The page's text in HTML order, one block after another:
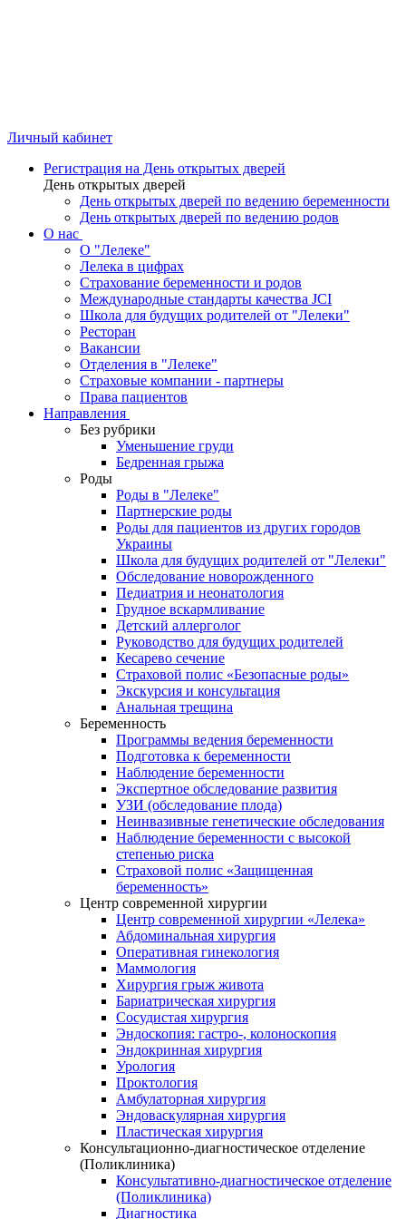
Личный кабинет
Регистрация на День открытых дверей
День открытых дверей
День открытых дверей по ведению беременности
День открытых дверей по ведению родов
О нас
О "Лелеке"
Лелека в цифрах
Страхование беременности и родов
Международные стандарты качества JCI
Школа для будущих родителей от "Лелеки"
Ресторан
Вакансии
Отделения в "Лелеке"
Страховые компании - партнеры
Права пациентов
Направления
Без рубрики
Уменьшение груди
Бедренная грыжа
Роды
Роды в "Лелеке"
Партнерские роды
Роды для пациентов из других городов
Украины
Школа для будущих родителей от "Лелеки"
Обследование новорожденного
Педиатрия и неонатология
Грудное вскармливание
Детский аллерголог
Руководство для будущих родителей
Кесарево сечение
Страховой полис «Безопасные роды»
Экскурсия и консультация
Анальная трещина
Беременность
Программы ведения беременности
Подготовка к беременности
Наблюдение беременности
Экспертное обследование развития
УЗИ (обследование плода)
Неинвазивные генетические обследования
Наблюдение беременности с высокой
степенью риска
Страховой полис «Защищенная
беременность»
Центр современной хирургии
Центр современной хирургии «Лелека»
Абдоминальная хирургия
Оперативная гинекология
Маммология
Хирургия грыж живота
Бариатрическая хирургия
Сосудистая хирургия
Эндоскопия: гастро-, колоноскопия
Эндокринная хирургия
Урология
Проктология
Амбулаторная хирургия
Эндоваскулярная хирургия
Пластическая хирургия
Консультационно-диагностическое отделение
(Поликлиника)
Консультативно-диагностическое отделение
(Поликлиника)
Диагностика